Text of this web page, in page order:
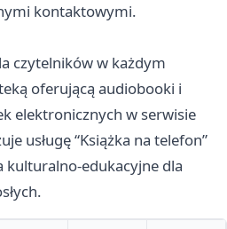
kontaktowymi.
czytelników w każdym
oferującą audiobooki i
elektronicznych w serwisie
usługę “Książka na telefon”
kulturalno-edukacyjne dla